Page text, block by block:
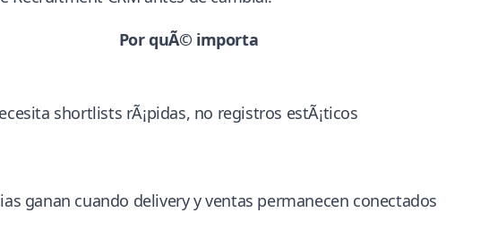
Por quÃ© importa
shortlists rÃ¡pidas, no registros estÃ¡ticos
ganan cuando delivery y ventas permanecen conectados